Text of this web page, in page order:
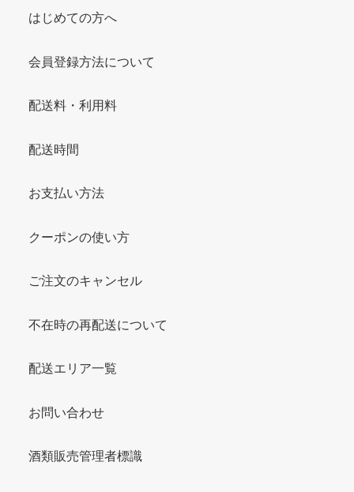
はじめての方へ
会員登録方法について
配送料・利用料
配送時間
お支払い方法
クーポンの使い方
ご注文のキャンセル
不在時の再配送について
配送エリア一覧
お問い合わせ
酒類販売管理者標識